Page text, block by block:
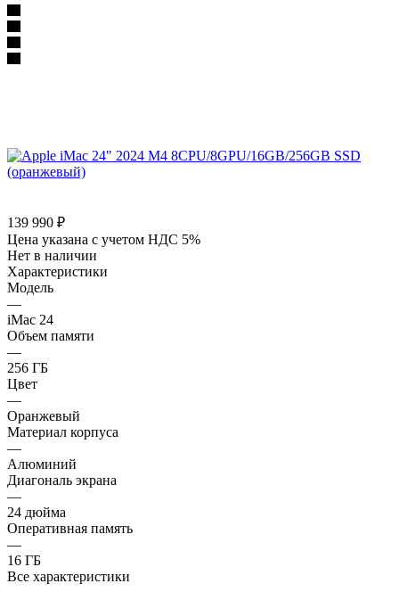
139 990 ₽
Цена указана с учетом НДС 5%
Нет в наличии
Характеристики
Модель
—
iMac 24
Объем памяти
—
256 ГБ
Цвет
—
Оранжевый
Материал корпуса
—
Алюминий
Диагональ экрана
—
24 дюйма
Оперативная память
—
16 ГБ
Все характеристики